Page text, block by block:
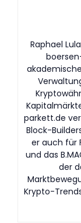
Raphael
parkett.de
Block-
er auch für
und das
der
Krypto-